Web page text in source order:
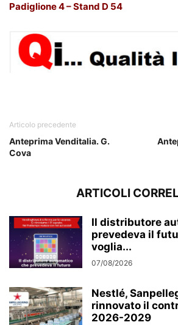
Padiglione 4 – Stand D 54
Articolo precedente
Anteprima Venditalia. G.
Cova
ARTICOLI
Il distributore
prevedeva il
voglia...
07/08/2026
Nestlé,
rinnovato il
2026-2029